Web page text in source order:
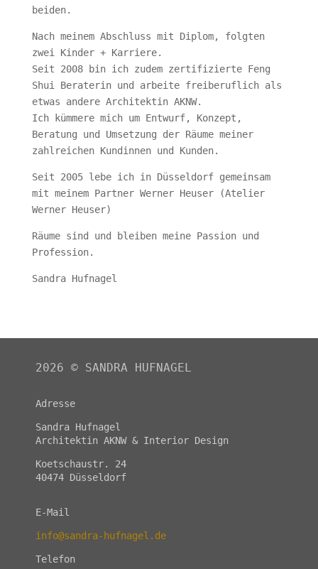
beiden.
Nach meinem Abschluss mit Diplom, folgten
zwei Kinder + Karriere.
Seit 2008 bin ich zudem zertifizierte Feng
Shui Beraterin und arbeite freiberuflich als
etwas andere Architektin AKNW.
Ich kümmere mich um Entwurf, Konzept,
Beratung und Umsetzung der Räume meiner
zahlreichen Kundinnen und Kunden.
Seit 2005 lebe ich in Düsseldorf gemeinsam
mit meinem Partner Werner Heuser (Atelier
Werner Heuser)
Räume sind und bleiben meine Passion und
Profession.
Sandra Hufnagel
2026 © SANDRA HUFNAGEL
Adresse
Sandra Hufnagel
Architektin AKNW & Interior Design
Koetschaustr. 24
40474 Düsseldorf
E-Mail
info@sandra-hufnagel.de
Telefon